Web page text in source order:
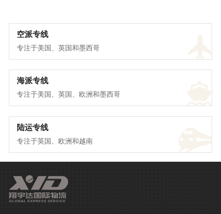
空派专线
专注于美国、英国和墨西哥
海派专线
专注于美国、英国、欧洲和墨西哥
陆运专线
专注于英国、欧洲和越南